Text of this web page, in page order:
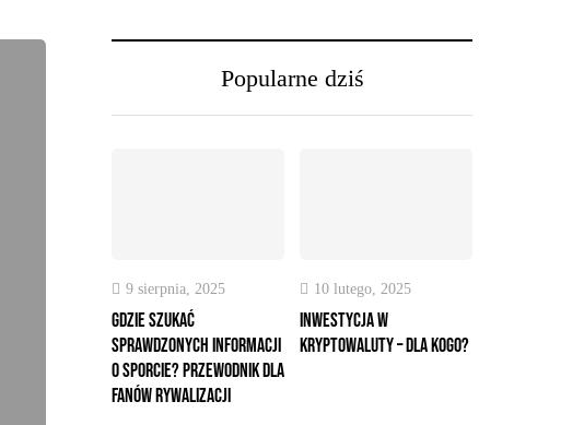
Popularne dziś
9 sierpnia, 2025
Gdzie szukać
sprawdzonych informacji
o sporcie? Przewodnik dla
fanów rywalizacji
10 lutego, 2025
Inwestycja w
kryptowaluty – dla kogo?